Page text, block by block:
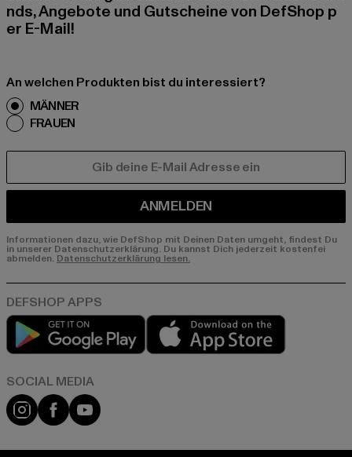
nds, Angebote und Gutscheine von DefShop p
er E-Mail!
An welchen Produkten bist du interessiert?
MÄNNER
FRAUEN
ANMELDEN
Informationen dazu, wie DefShop mit Deinen Daten umgeht, findest Du
in unserer Datenschutzerklärung. Du kannst Dich jederzeit kostenfei
abmelden. Datenschutzerklärung lesen.
Play market
Instagram
FacebookYouTube